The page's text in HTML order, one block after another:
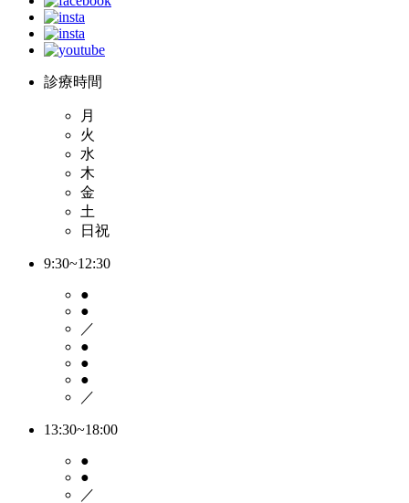
診療時間
月
火
水
木
金
土
日祝
9:30~12:30
●
●
／
●
●
●
／
13:30~18:00
●
●
／